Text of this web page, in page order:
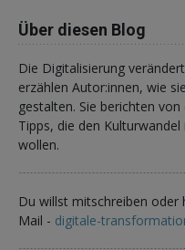
Über diesen Blog
Die Digitalisierung
erzählen Autor:innen, wie
gestalten. Sie berichten
Tipps, die den
wollen.
Du willst mitschreiben oder
Mail - digitale-